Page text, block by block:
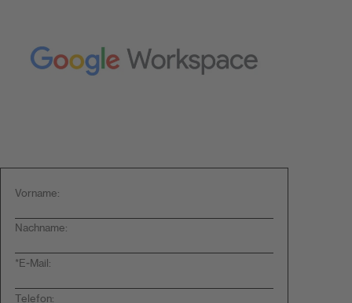
Vorname:
Nachname:
*E-Mail:
Telefon: